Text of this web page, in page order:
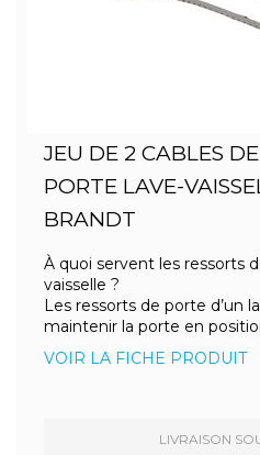
JEU DE 2 CABLES DE
PORTE LAVE-
BRANDT
À quoi servent les ressorts
vaisselle ?
Les ressorts de porte d’un
maintenir la porte en
VOIR LA FICHE PRODUIT
LIVRAISON